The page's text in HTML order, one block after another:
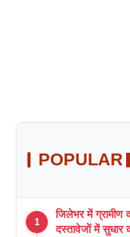
POPULAR
1
जिलेभर में ग्रामीण
दस्तावेजों में सुधार